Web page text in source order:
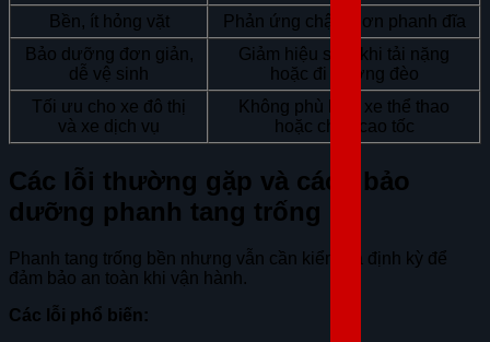
Bền, ít hỏng vặt
Phản ứng chậm hơn phanh đĩa
Bảo dưỡng đơn giản,
dễ vệ sinh
Giảm hiệu suất khi tải nặng
hoặc đi đường đèo
Tối ưu cho xe đô thị
và xe dịch vụ
Không phù hợp xe thể thao
hoặc chạy cao tốc
Các lỗi thường gặp và cách bảo
dưỡng phanh tang trống
Phanh tang trống bền nhưng vẫn cần kiểm tra định kỳ để
đảm bảo an toàn khi vận hành.
Các lỗi phổ biến: